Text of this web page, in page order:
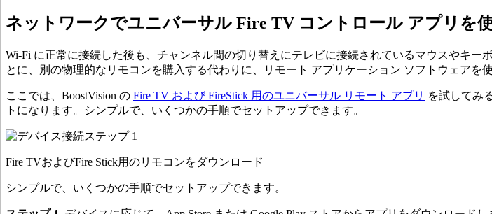
ネットワークでユニバーサル Fire TV コントロール アプリを
Wi-Fi に正常に接続した後も、チャンネル間の切り替えにテレビに接続されているマウスやキ
とに、別の物理的なリモコンを購入する代わりに、リモート アプリケーション ソフトウェアを使
ここでは、BoostVision の Fire TV および FireStick 用のユニバーサル リモート アプリ を試してみ
トになります。シンプルで、いくつかの手順でセットアップできます。
Fire TVおよびFire Stick用のリモコンをダウンロード
シンプルで、いくつかの手順でセットアップできます。